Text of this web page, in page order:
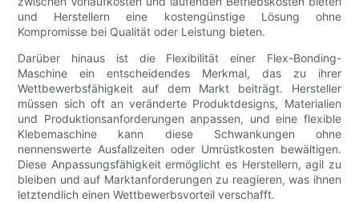
und Herstellern eine kostengünstige Lösung ohne
Kompromisse bei Qualität oder Leistung bieten.
Darüber hinaus ist die Flexibilität einer Flex-Bonding-
Maschine ein entscheidendes Merkmal, das zu ihrer
Wettbewerbsfähigkeit auf dem Markt beiträgt. Hersteller
müssen sich oft an veränderte Produktdesigns, Materialien
und Produktionsanforderungen anpassen, und eine flexible
Klebemaschine kann diese Schwankungen ohne
nennenswerte Ausfallzeiten oder Umrüstkosten bewältigen.
Diese Anpassungsfähigkeit ermöglicht es Herstellern, agil zu
bleiben und auf Marktanforderungen zu reagieren, was ihnen
letztendlich einen Wettbewerbsvorteil verschafft.